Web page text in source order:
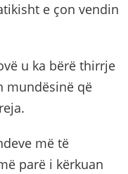
e çon vendin
u ka bërë thirrje
mundësinë që
më të
parë i kërkuan